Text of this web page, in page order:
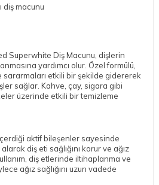
diş macunu
Superwhite Diş Macunu, dişlerin
yardımcı olur. Özel formülü,
etkili bir şekilde gidererek
sağlar. Kahve, çay, sigara gibi
üzerinde etkili bir temizleme
aktif bileşenler sayesinde
diş eti sağlığını korur ve ağız
diş etlerinde iltihaplanma ve
ağız sağlığını uzun vadede